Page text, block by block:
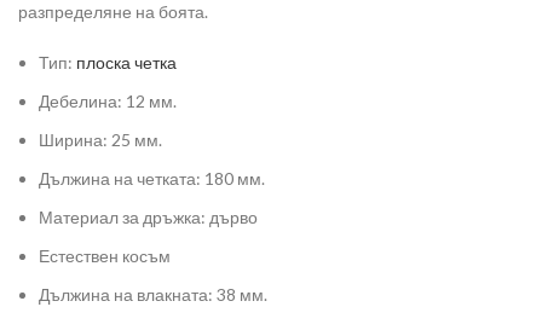
разпределяне на боята.
Тип: плоска четка
Дебелина: 12 мм.
Ширина: 25 мм.
Дължина на четката: 180 мм.
Материал за дръжка: дърво
Естествен косъм
Дължина на влакната: 38 мм.